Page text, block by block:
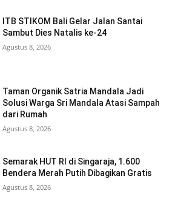
ITB STIKOM Bali Gelar Jalan Santai
Sambut Dies Natalis ke-24
Agustus 8, 2026
Taman Organik Satria Mandala Jadi
Solusi Warga Sri Mandala Atasi Sampah
dari Rumah
Agustus 8, 2026
Semarak HUT RI di Singaraja, 1.600
Bendera Merah Putih Dibagikan Gratis
Agustus 8, 2026